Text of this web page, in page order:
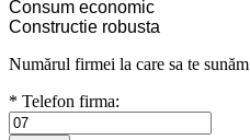
Consum economic
Constructie robusta
Numărul firmei la care sa te sunăm
* Telefon firma: